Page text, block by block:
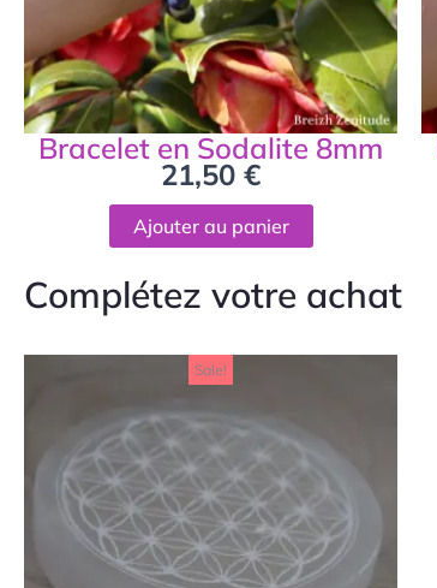
Bracelet en Sodalite 8mm
21,50 €
Ajouter au panier
Complétez votre achat
Sale!Le
prix
initial
était :
19,90 €.
Le
est :
15,00 €.